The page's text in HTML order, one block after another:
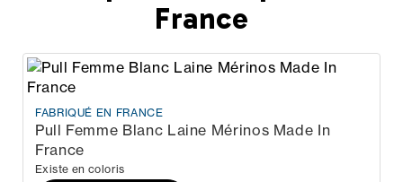
France
FABRIQUÉ EN FRANCE
Pull Col Roulé Homme Fabriquées en
En stock